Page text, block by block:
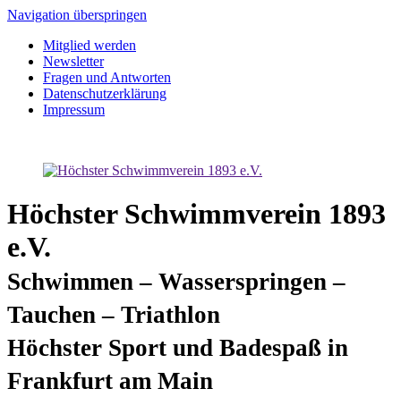
Navigation überspringen
Mitglied werden
Newsletter
Fragen und Antworten
Datenschutzerklärung
Impressum
Höchster Schwimmverein 1893
e.V.
Schwimmen – Wasserspringen –
Tauchen – Triathlon
Höchster Sport und Badespaß in
Frankfurt am Main